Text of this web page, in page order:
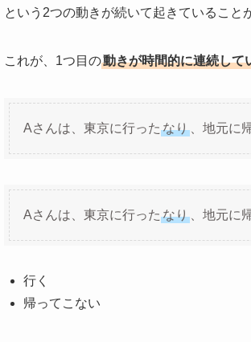
という2つの動きが続いて起きていること
これが、1つ目の動きが時間的に連続して
Aさんは、東京に行った なり 、地元に
Aさんは、東京に行った なり 、地元に
行く
帰ってこない